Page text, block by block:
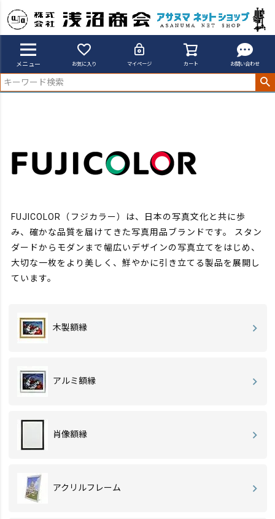
メニュー お気に入り マイページ カート お問い合わせ
アサヌマネットショップ
FUJICOLOR（フジカラー）は、日本の写真文化と共に歩
み、確かな品質を届けてきた写真用品ブランドです。
スタン
ダードからモダンまで幅広いデザインの写真立てをはじめ、
大切な一枚をより美しく、鮮やかに引き立てる製品を展開し
ています。
木製額縁
アルミ額縁
肖像額縁
アクリルフレーム